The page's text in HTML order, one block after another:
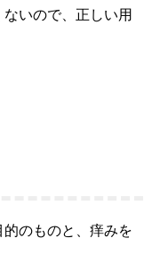
いので、正しい用
のものと、痒みを